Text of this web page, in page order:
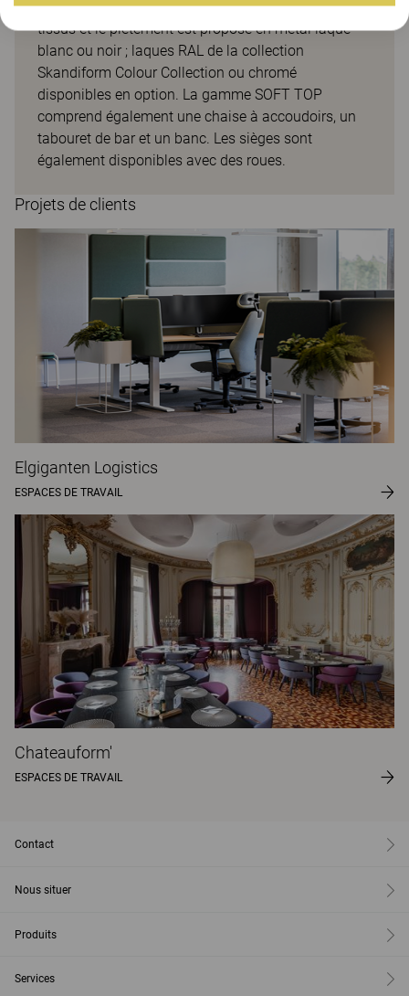
de notre maison. L’assise peut être habillée de divers
tissus et le piètement est proposé en métal laqué
blanc ou noir ; laques RAL de la collection
Skandiform Colour Collection ou chromé
disponibles en option. La gamme SOFT TOP
comprend également une chaise à accoudoirs, un
tabouret de bar et un banc. Les sièges sont
également disponibles avec des roues.
Projets de clients
Elgiganten Logistics
ESPACES DE TRAVAIL
Chateauform'
ESPACES DE TRAVAIL
Contact
Nous situer
Produits
Services